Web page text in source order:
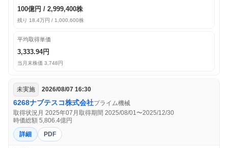
100億円 / 2,999,400株
残り 18.4万円 / 1,000,600株
平均取得単価
3,333.94円
当月末株価 3,748円
未実施 2026/08/07 16:30
6268ナブテスコ株式会社プライム機械
取得状況月 2025年07月取得期間 2025/08/01〜2025/12/30
時価総額 5,806.4億円
詳細
PDF